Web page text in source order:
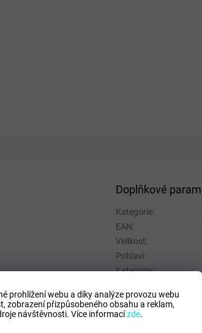
prohlížení webu a díky analýze provozu webu
zobrazení přizpůsobeného obsahu a reklam,
návštěvnosti. Více informacízde.
Doplňkové
Kategorie:
EAN:
Velikost:
Pohlaví:
Kategorie:
Materiálové složení
Barva: